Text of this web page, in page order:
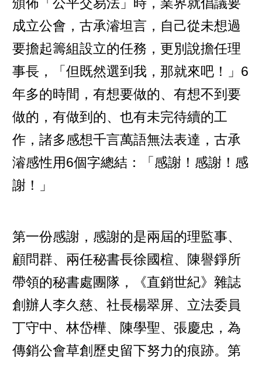
成立公會，古承濬坦言，自己從未想過
要擔起籌組設立的任務，更別說擔任理
事長，「但既然選到我，那就來吧！」6
年多的時間，有想要做的、有想不到要
做的，有做到的、也有未完待續的工
作，諸多感想千言萬語無法表達，古承
濬感性用6個字總結：「感謝！感謝！感
謝！」
第一份感謝，感謝的是兩屆的理監事、
顧問群、兩任秘書長徐國楦、陳譽錚所
帶領的秘書處團隊，《直銷世紀》雜誌
創辦人李久慈、社長楊翠屏、立法委員
丁守中、林岱樺、陳學聖、張慶忠，為
傳銷公會草創歷史留下努力的痕跡。第